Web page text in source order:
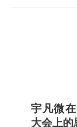
宇凡微
大会上的